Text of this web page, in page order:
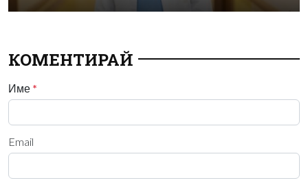
КОМЕНТИРАЙ
Име *
Email